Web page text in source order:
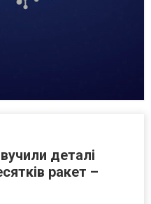
деталі
ракет –